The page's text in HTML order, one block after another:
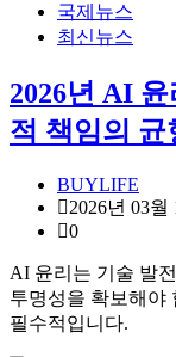
국제뉴스
최신뉴스
2026년 AI
적 책임의 균
BUYLIFE
2026년 03월
0
AI 윤리는 기술 발
투명성을 확보해야
필수적입니다.